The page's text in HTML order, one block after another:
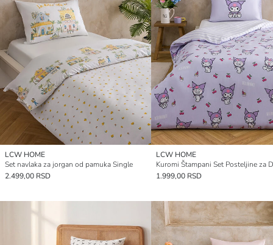
LCW HOME
Set navlaka za jorgan od pamuka Single
2.499,00 RSD
LCW HOME
1.999,00 RSD